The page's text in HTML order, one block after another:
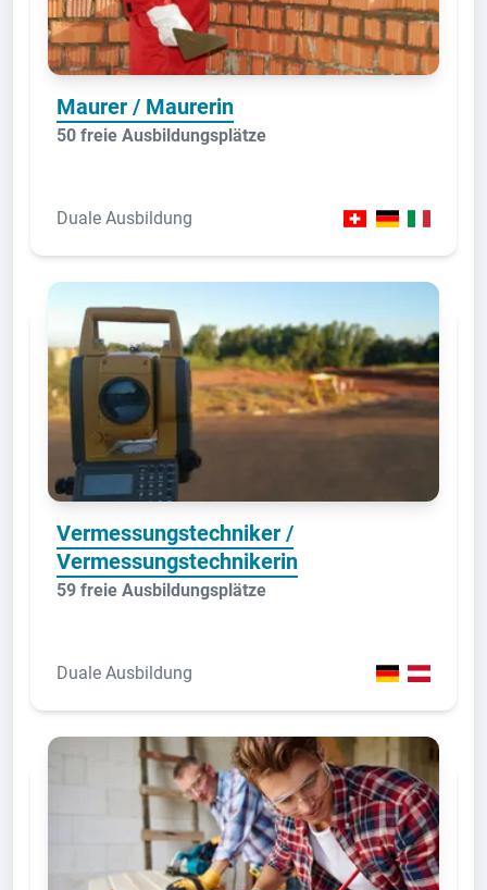
Maurer / Maurerin
50 freie Ausbildungsplätze
Duale Ausbildung
Vermessungstechniker /
Vermessungstechnikerin
59 freie Ausbildungsplätze
Duale Ausbildung